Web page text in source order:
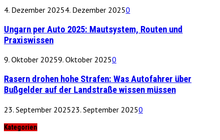
4. Dezember 20254. Dezember 20250
Ungarn per Auto 2025: Mautsystem, Routen und
Praxiswissen
9. Oktober 20259. Oktober 20250
Rasern drohen hohe Strafen: Was Autofahrer über
Bußgelder auf der Landstraße wissen müssen
23. September 202523. September 20250
Kategorien